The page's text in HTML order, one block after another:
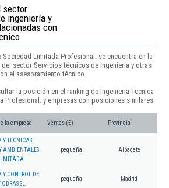
sector
ingeniería y
con
Sociedad Limitada Profesional. se encuentra en la
sector Servicios técnicos de ingeniería y otras
el asesoramiento técnico.
la posición en el ranking de Ingenieria Tecnica
Profesional. y empresas con posiciones similares:
la empresa Ventas (€) Provincia
Y TECNICAS
AMBIENTALES
pequeña Albacete
Y CONTROL DE
SL.
pequeña Madrid